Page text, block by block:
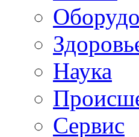
Наука
Сервис